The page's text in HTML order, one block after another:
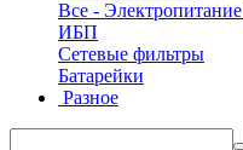
Все - Электропитание
ИБП
Сетевые фильтры
Батарейки
Разное